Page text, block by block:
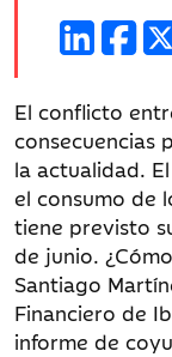
publicación:
El conflicto
consecuencias
la actualidad.
el consumo de
tiene previsto
de junio.
Santiago
Financiero de
informe de